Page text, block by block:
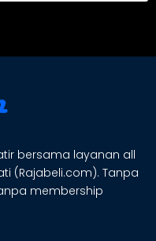
bersama layanan all
(Rajabeli.com). Tanpa
membership